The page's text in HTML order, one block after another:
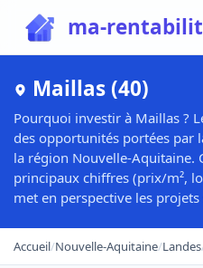
ma-
Maillas (40)
Pourquoi investir à Maillas ?
des opportunités portées par
la région Nouvelle-Aquitaine.
principaux chiffres (prix/m²,
met en perspective les
Accueil/Nouvelle-Aquitaine/Landes